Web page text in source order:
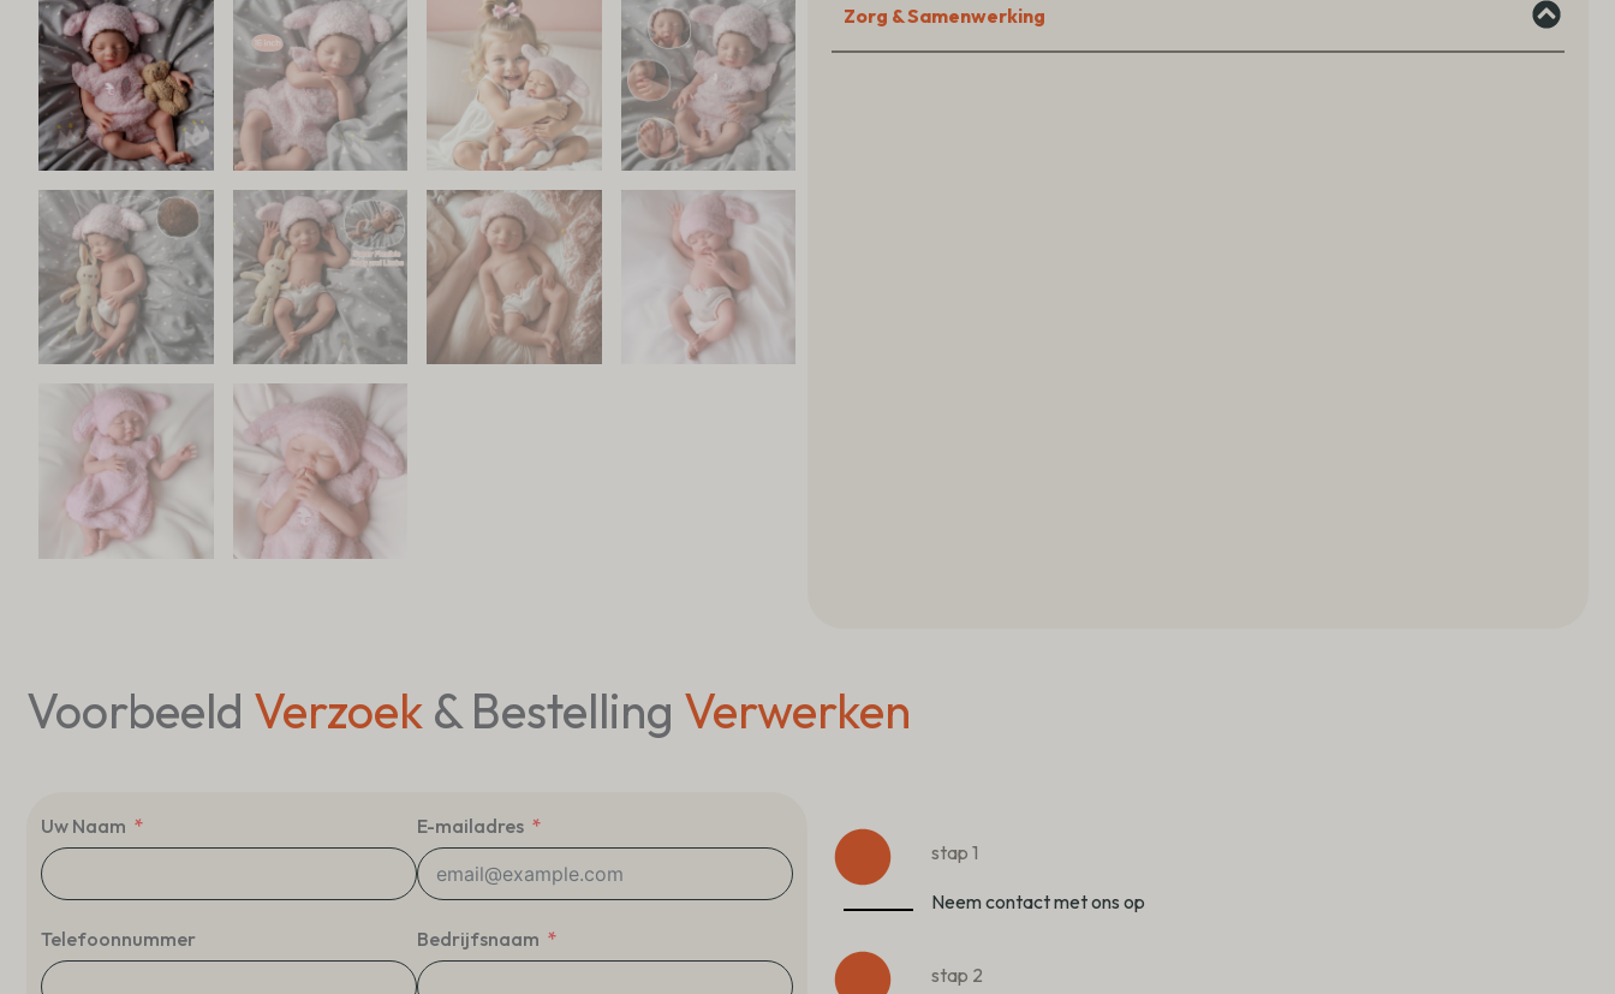
Zorg & Samenwerking
Voorbeeld Verzoek & Bestelling Verwerken
Uw Naam
Telefoonnummer
E-mailadres
Bedrijfsnaam
stap 1
Neem contact met ons op
stap 2